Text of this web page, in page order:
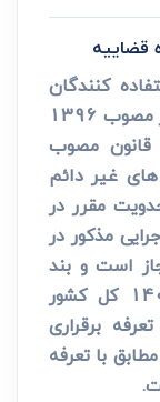
قضاییه
استفاده کنندگان
غیر مجاز از آب برق تلفن فاضلاب و گاز مصوب 1396
این قانون مصوب
های غیر دائم
مقرر در
نامه اجرایی مذکور در
است و بند
«ل» تبصره 8 قانون بودجه سال 1400 کل کشور
تعرفه برقراری
با تعرفه